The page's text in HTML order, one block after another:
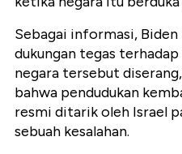
Sebagai informasi,
dukungan tegas
negara tersebut
bahwa pendudukan
resmi ditarik oleh Israel
sebuah kesalahan.